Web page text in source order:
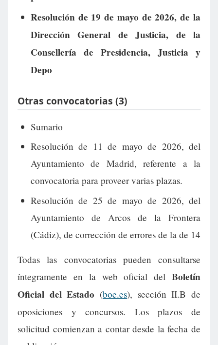
Resolución de 19 de mayo de 2026, de la
Dirección General de Justicia, de la
Consellería de Presidencia, Justicia y
Depo
Otras convocatorias (3)
Sumario
Resolución de 11 de mayo de 2026, del
Ayuntamiento de Madrid, referente a la
convocatoria para proveer varias plazas.
Resolución de 25 de mayo de 2026, del
Ayuntamiento de Arcos de la Frontera
(Cádiz), de corrección de errores de la de 14
Todas las convocatorias pueden consultarse
íntegramente en la web oficial del Boletín
Oficial del Estado (boe.es), sección II.B de
oposiciones y concursos. Los plazos de
solicitud comienzan a contar desde la fecha de